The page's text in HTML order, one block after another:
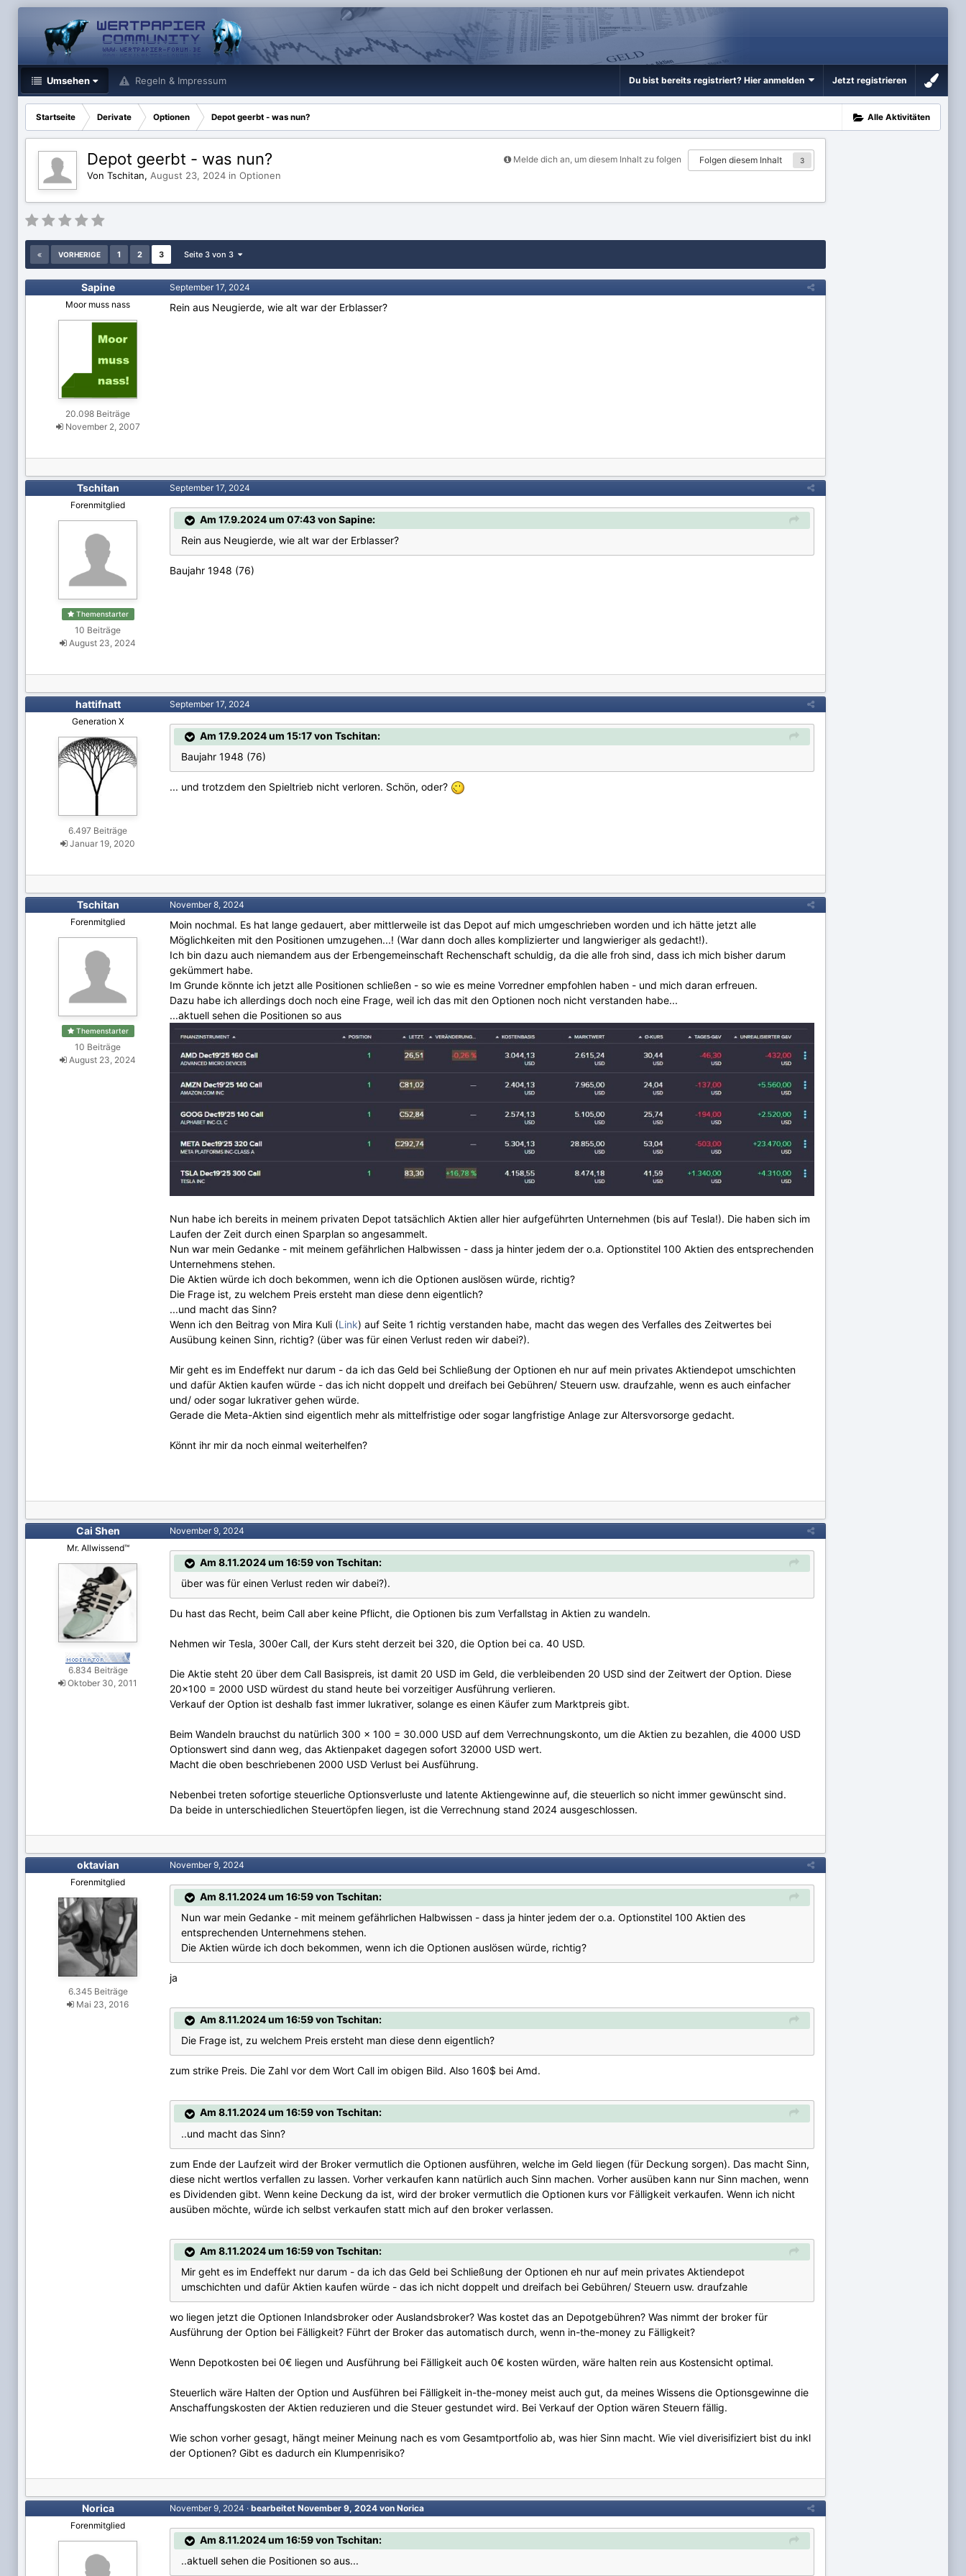
Umsehen Regeln & Impressum Du bist bereits registriert? Hier anmelden Jetzt registrieren
Alle Aktivitäten
Startseite Derivate Optionen Depot geerbt - was nun?
Melde dich an, um diesem Inhalt zu folgen Folgen diesem Inhalt 3
Depot geerbt - was nun?
Von Tschitan, August 23, 2024 in Optionen
VORHERIGE 1 2 3 Seite 3 von 3
Sapine
Moor muss nass
20.098 Beiträge
November 2, 2007
September 17, 2024
Rein aus Neugierde, wie alt war der Erblasser?
Tschitan
Forenmitglied
Themenstarter
10 Beiträge
August 23, 2024
September 17, 2024
Am 17.9.2024 um 07:43 von Sapine:
Rein aus Neugierde, wie alt war der Erblasser?
Baujahr 1948 (76)
hattifnatt
Generation X
6.497 Beiträge
Januar 19, 2020
September 17, 2024
Am 17.9.2024 um 15:17 von Tschitan:
Baujahr 1948 (76)
... und trotzdem den Spieltrieb nicht verloren. Schön, oder?
Tschitan
Forenmitglied
Themenstarter
10 Beiträge
August 23, 2024
November 8, 2024
Moin nochmal. Es hat lange gedauert, aber mittlerweile ist das Depot auf mich umgeschrieben worden und ich hätte jetzt alle
Möglichkeiten mit den Positionen umzugehen...! (War dann doch alles komplizierter und langwieriger als gedacht!).
Ich bin dazu auch niemandem aus der Erbengemeinschaft Rechenschaft schuldig, da die alle froh sind, dass ich mich bisher darum
gekümmert habe.
Im Grunde könnte ich jetzt alle Positionen schließen - so wie es meine Vorredner empfohlen haben - und mich daran erfreuen.
Dazu habe ich allerdings doch noch eine Frage, weil ich das mit den Optionen noch nicht verstanden habe...
...aktuell sehen die Positionen so aus
Nun habe ich bereits in meinem privaten Depot tatsächlich Aktien aller hier aufgeführten Unternehmen (bis auf Tesla!). Die haben sich im
Laufen der Zeit durch einen Sparplan so angesammelt.
Nun war mein Gedanke - mit meinem gefährlichen Halbwissen - dass ja hinter jedem der o.a. Optionstitel 100 Aktien des entsprechenden
Unternehmens stehen.
Die Aktien würde ich doch bekommen, wenn ich die Optionen auslösen würde, richtig?
Die Frage ist, zu welchem Preis ersteht man diese denn eigentlich?
...und macht das Sinn?
Wenn ich den Beitrag von Mira Kuli (Link) auf Seite 1 richtig verstanden habe, macht das wegen des Verfalles des Zeitwertes bei
Ausübung keinen Sinn, richtig? (über was für einen Verlust reden wir dabei?).
Mir geht es im Endeffekt nur darum - da ich das Geld bei Schließung der Optionen eh nur auf mein privates Aktiendepot umschichten
und dafür Aktien kaufen würde - das ich nicht doppelt und dreifach bei Gebühren/ Steuern usw. draufzahle, wenn es auch einfacher
und/ oder sogar lukrativer gehen würde.
Gerade die Meta-Aktien sind eigentlich mehr als mittelfristige oder sogar langfristige Anlage zur Altersvorsorge gedacht.
Könnt ihr mir da noch einmal weiterhelfen?
Cai Shen
Mr. Allwissend™
6.834 Beiträge
Oktober 30, 2011
November 9, 2024
Am 8.11.2024 um 16:59 von Tschitan:
über was für einen Verlust reden wir dabei?).
Du hast das Recht, beim Call aber keine Pflicht, die Optionen bis zum Verfallstag in Aktien zu wandeln.
Nehmen wir Tesla, 300er Call, der Kurs steht derzeit bei 320, die Option bei ca. 40 USD.
Die Aktie steht 20 über dem Call Basispreis, ist damit 20 USD im Geld, die verbleibenden 20 USD sind der Zeitwert der Option. Diese
20x100 = 2000 USD würdest du stand heute bei vorzeitiger Ausführung verlieren.
Verkauf der Option ist deshalb fast immer lukrativer, solange es einen Käufer zum Marktpreis gibt.
Beim Wandeln brauchst du natürlich 300 x 100 = 30.000 USD auf dem Verrechnungskonto, um die Aktien zu bezahlen, die 4000 USD
Optionswert sind dann weg, das Aktienpaket dagegen sofort 32000 USD wert.
Macht die oben beschriebenen 2000 USD Verlust bei Ausführung.
Nebenbei treten sofortige steuerliche Optionsverluste und latente Aktiengewinne auf, die steuerlich so nicht immer gewünscht sind.
Da beide in unterschiedlichen Steuertöpfen liegen, ist die Verrechnung stand 2024 ausgeschlossen.
oktavian
Forenmitglied
6.345 Beiträge
Mai 23, 2016
November 9, 2024
Am 8.11.2024 um 16:59 von Tschitan:
Nun war mein Gedanke - mit meinem gefährlichen Halbwissen - dass ja hinter jedem der o.a. Optionstitel 100 Aktien des
entsprechenden Unternehmens stehen.
Die Aktien würde ich doch bekommen, wenn ich die Optionen auslösen würde, richtig?
ja
Am 8.11.2024 um 16:59 von Tschitan:
Die Frage ist, zu welchem Preis ersteht man diese denn eigentlich?
zum strike Preis. Die Zahl vor dem Wort Call im obigen Bild. Also 160$ bei Amd.
Am 8.11.2024 um 16:59 von Tschitan:
..und macht das Sinn?
zum Ende der Laufzeit wird der Broker vermutlich die Optionen ausführen, welche im Geld liegen (für Deckung sorgen). Das macht Sinn,
diese nicht wertlos verfallen zu lassen. Vorher verkaufen kann natürlich auch Sinn machen. Vorher ausüben kann nur Sinn machen, wenn
es Dividenden gibt. Wenn keine Deckung da ist, wird der broker vermutlich die Optionen kurs vor Fälligkeit verkaufen. Wenn ich nicht
ausüben möchte, würde ich selbst verkaufen statt mich auf den broker verlassen.
Am 8.11.2024 um 16:59 von Tschitan:
Mir geht es im Endeffekt nur darum - da ich das Geld bei Schließung der Optionen eh nur auf mein privates Aktiendepot
umschichten und dafür Aktien kaufen würde - das ich nicht doppelt und dreifach bei Gebühren/ Steuern usw. draufzahle
wo liegen jetzt die Optionen Inlandsbroker oder Auslandsbroker? Was kostet das an Depotgebühren? Was nimmt der broker für
Ausführung der Option bei Fälligkeit? Führt der Broker das automatisch durch, wenn in-the-money zu Fälligkeit?
Wenn Depotkosten bei 0€ liegen und Ausführung bei Fälligkeit auch 0€ kosten würden, wäre halten rein aus Kostensicht optimal.
Steuerlich wäre Halten der Option und Ausführen bei Fälligkeit in-the-money meist auch gut, da meines Wissens die Optionsgewinne die
Anschaffungskosten der Aktien reduzieren und die Steuer gestundet wird. Bei Verkauf der Option wären Steuern fällig.
Wie schon vorher gesagt, hängt meiner Meinung nach es vom Gesamtportfolio ab, was hier Sinn macht. Wie viel diverisifiziert bist du inkl
der Optionen? Gibt es dadurch ein Klumpenrisiko?
Norica
Forenmitglied
November 9, 2024 · bearbeitet November 9, 2024 von Norica
Am 8.11.2024 um 16:59 von Tschitan:
..aktuell sehen die Positionen so aus...